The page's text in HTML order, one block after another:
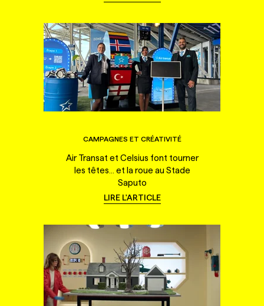
CAMPAGNES ET CRÉATIVITÉ
Air Transat et Celsius font tourner
les têtes... et la roue au Stade
Saputo
LIRE L'ARTICLE